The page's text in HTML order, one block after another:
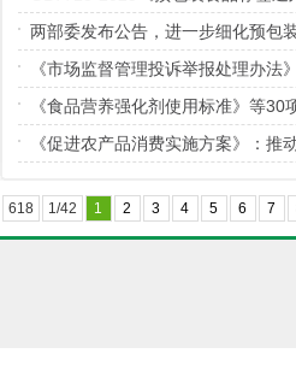
两部委发布公告，进一步细化预包
《市场监督管理投诉举报处理办法
《食品营养强化剂使用标准》等
《促进农产品消费实施方案》：
618 1/42 1 2 3 4 5 6 7